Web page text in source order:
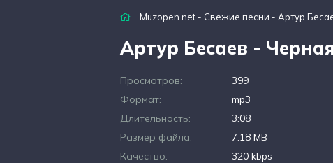
Muzopen.net - Свежие песни - Артур
Артур Бесаев -
Просмотров:
399
Формат:
mp3
Длительность:
3:08
Размер файла:
7.18 MB
Качество:
320 kbps